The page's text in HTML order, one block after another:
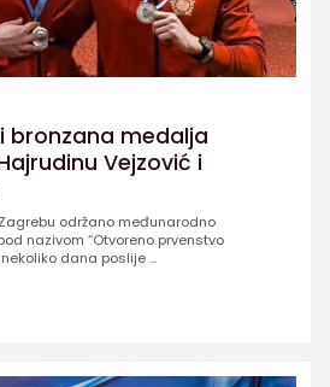
bronzana medalja
Vejzović i
održano međunarodno
nazivom “Otvoreno prvenstvo
dana poslije ...